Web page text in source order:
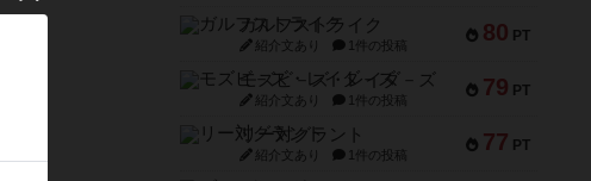
80 PT
ガルフストライク
紹介文あり 1件の投稿
79 PT
モズビ－ズ・レイダ－ズ
紹介文あり 1件の投稿
77 PT
リー対グラント
紹介文あり 1件の投稿